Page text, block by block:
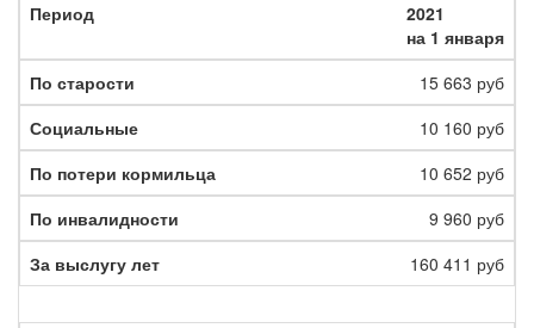
2021
на 1 января
15 663 руб
10 160 руб
10 652 руб
9 960 руб
160 411 руб